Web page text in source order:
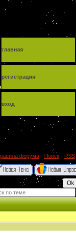
главная
регистрация
вход
форума · Поиск · RSS